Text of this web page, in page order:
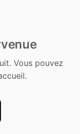
Vous pouvez